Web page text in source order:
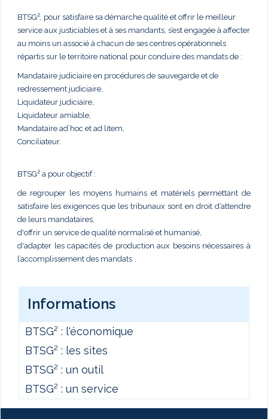
BTSG², pour satisfaire sa démarche qualité et offrir le meilleur
service aux justiciables et à ses mandants, s’est engagée à affecter
au moins un associé à chacun de ses centres opérationnels
répartis sur le territoire national pour conduire des mandats de :
Mandataire judiciaire en procédures de sauvegarde et de
redressement judiciaire,
Liquidateur judiciaire,
Liquidateur amiable,
Mandataire ad’hoc et ad litem,
Conciliateur.
BTSG² a pour objectif :
de regrouper les moyens humains et matériels permettant de
satisfaire les exigences que les tribunaux sont en droit d’attendre
de leurs mandataires,
d'offrir un service de qualité normalisé et humanisé,
d'adapter les capacités de production aux besoins nécessaires à
l’accomplissement des mandats .
Informations
BTSG² : l'économique
BTSG² : les sites
BTSG² : un outil
BTSG² : un service